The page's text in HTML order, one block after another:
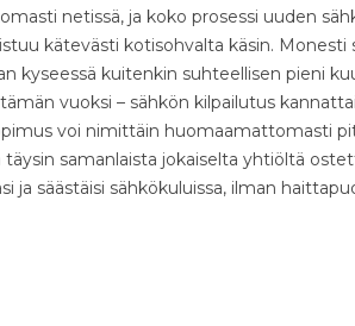
netissä, ja koko prosessi uuden
kätevästi kotisohvalta käsin. Monesti
kyseessä kuitenkin suhteellisen pieni
vuoksi – sähkön kilpailutus
voi nimittäin huomaamattomasti
täysin samanlaista jokaiselta yhtiöltä
ja säästäisi sähkökuluissa, ilman